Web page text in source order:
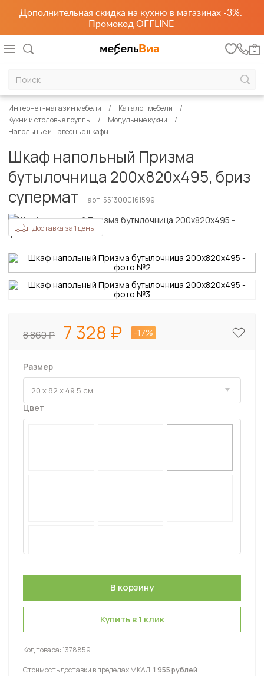
Дополнительная скидка на кухню в магазинах -3%.
Промокод OFFLINE
0
Интернет-магазин мебели
Каталог мебели
Кухни и столовые группы
Модульные кухни
Напольные и навесные шкафы
Шкаф напольный Призма
бутылочница 200х820х495, бриз
супермат
арт. 5513000161599
Доставка за 1 день
8 860 7 328 -17%
Размер
Цвет
Купить в 1 клик
Код товара:1378859
Стоимость доставки в пределах МКАД:1 955 рублей